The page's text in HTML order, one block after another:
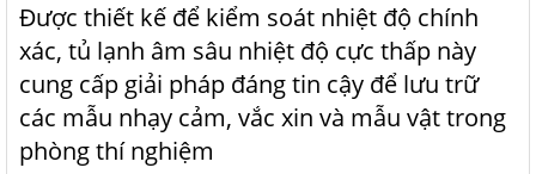
Được thiết kế để kiểm soát nhiệt độ chính
xác, tủ lạnh âm sâu nhiệt độ cực thấp này
cung cấp giải pháp đáng tin cậy để lưu trữ
các mẫu nhạy cảm, vắc xin và mẫu vật trong
phòng thí nghiệm